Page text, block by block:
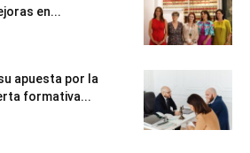
en...
apuesta por la
formativa...